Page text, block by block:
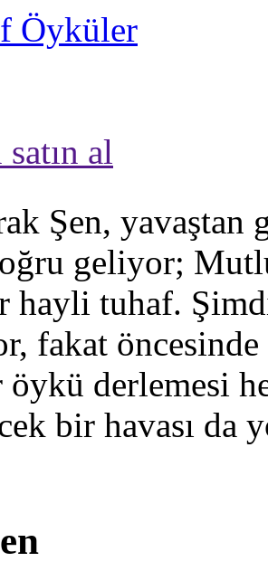
Öyküler
al
Şen, yavaştan
geliyor;
hayli tuhaf.
fakat
derlemesi
bir havası da